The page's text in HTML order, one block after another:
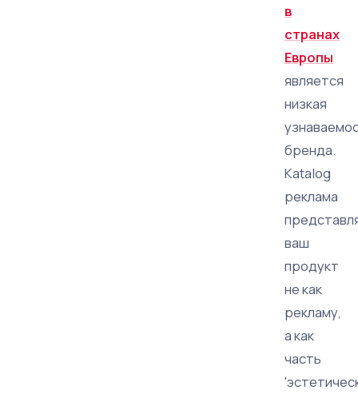
в
странах
Европы
является
низкая
бренда.
Кatalog
реклама
ваш
продукт
не как
рекламу,
а как
часть